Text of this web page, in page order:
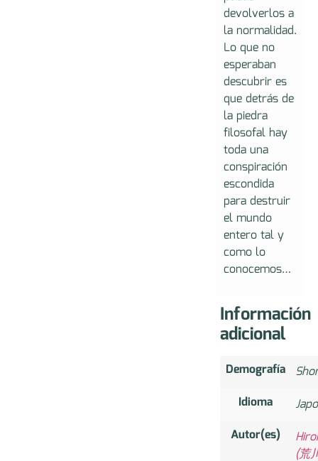
devolverlos a
la normalidad.
Lo que no
esperaban
descubrir es
que detrás de
la piedra
filosofal hay
toda una
conspiración
escondida
para destruir
el mundo
entero tal y
como lo
conocemos…
Información
adicional
Demografía
Idioma
Autor(es)
(荒